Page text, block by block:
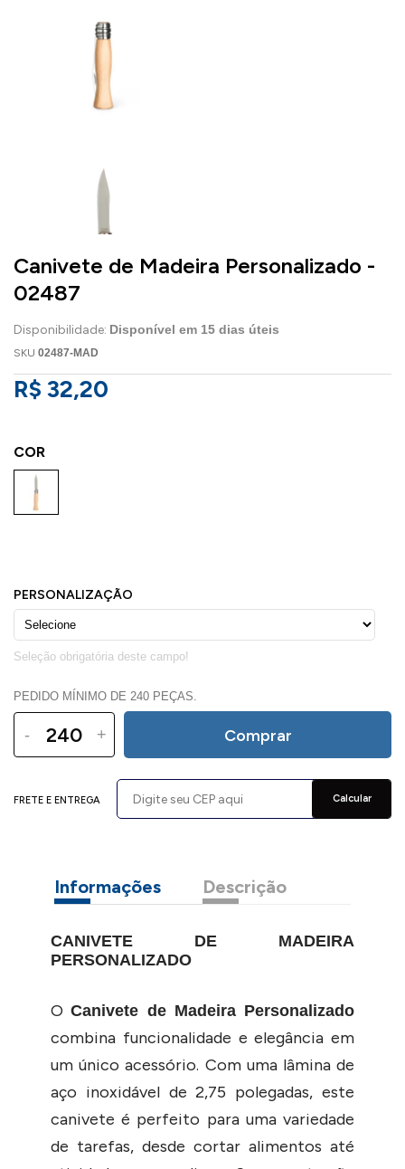
Canivete de Madeira Personalizado -
02487
Disponibilidade: Disponível em 15 dias úteis
SKU 02487-MAD
R$ 32,20
COR
PEDIDO MÍNIMO DE 240 PEÇAS.
- + Comprar
FRETE E ENTREGA Calcular
Informações Descrição
CANIVETE DE MADEIRA
PERSONALIZADO
OCanivete de Madeira Personalizado
combina funcionalidade e elegância em
um único acessório. Com uma lâmina de
aço inoxidável de 2,75 polegadas, este
canivete é perfeito para uma variedade
de tarefas, desde cortar alimentos até